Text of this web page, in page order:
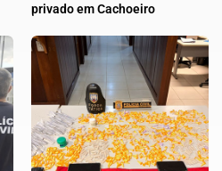
privado em Cachoeiro